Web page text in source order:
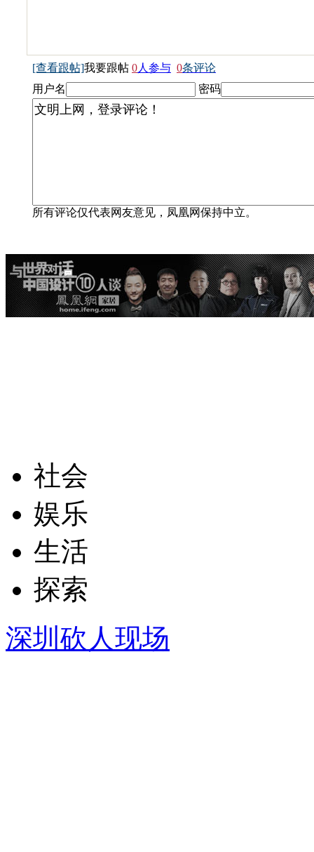
[查看跟帖]我要跟帖 0人参与 0条评论
用户名
密码
所有评论仅代表网友意见，凤凰网保持中立。
社会
娱乐
生活
探索
深圳砍人现场